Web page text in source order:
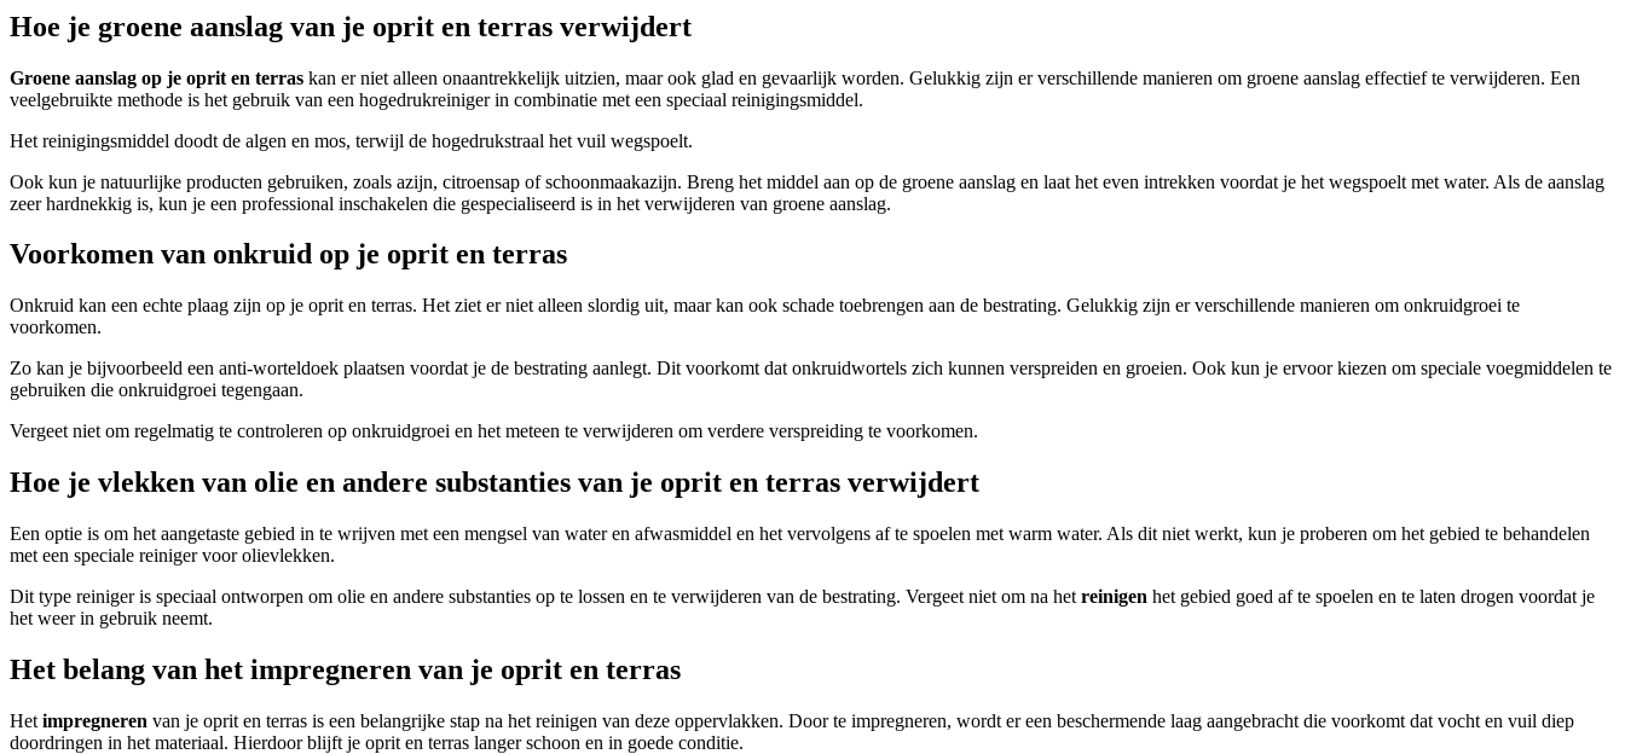
Hoe je groene aanslag van je oprit en terras verwijdert
Groene aanslag op je oprit en terras kan er niet alleen onaantrekkelijk uitzien, maar ook glad en gevaarlijk worden. Gelukkig zijn er verschillende manieren om groene aanslag effectief te verwijderen. Een
veelgebruikte methode is het gebruik van een hogedrukreiniger in combinatie met een speciaal reinigingsmiddel.
Het reinigingsmiddel doodt de algen en mos, terwijl de hogedrukstraal het vuil wegspoelt.
Ook kun je natuurlijke producten gebruiken, zoals azijn, citroensap of schoonmaakazijn. Breng het middel aan op de groene aanslag en laat het even intrekken voordat je het wegspoelt met water. Als de aanslag
zeer hardnekkig is, kun je een professional inschakelen die gespecialiseerd is in het verwijderen van groene aanslag.
Voorkomen van onkruid op je oprit en terras
Onkruid kan een echte plaag zijn op je oprit en terras. Het ziet er niet alleen slordig uit, maar kan ook schade toebrengen aan de bestrating. Gelukkig zijn er verschillende manieren om onkruidgroei te
voorkomen.
Zo kan je bijvoorbeeld een anti-worteldoek plaatsen voordat je de bestrating aanlegt. Dit voorkomt dat onkruidwortels zich kunnen verspreiden en groeien. Ook kun je ervoor kiezen om speciale voegmiddelen te
gebruiken die onkruidgroei tegengaan.
Vergeet niet om regelmatig te controleren op onkruidgroei en het meteen te verwijderen om verdere verspreiding te voorkomen.
Hoe je vlekken van olie en andere substanties van je oprit en terras verwijdert
Een optie is om het aangetaste gebied in te wrijven met een mengsel van water en afwasmiddel en het vervolgens af te spoelen met warm water. Als dit niet werkt, kun je proberen om het gebied te behandelen
met een speciale reiniger voor olievlekken.
Dit type reiniger is speciaal ontworpen om olie en andere substanties op te lossen en te verwijderen van de bestrating. Vergeet niet om na het reinigen het gebied goed af te spoelen en te laten drogen voordat je
het weer in gebruik neemt.
Het belang van het impregneren van je oprit en terras
Het impregneren van je oprit en terras is een belangrijke stap na het reinigen van deze oppervlakken. Door te impregneren, wordt er een beschermende laag aangebracht die voorkomt dat vocht en vuil diep
doordringen in het materiaal. Hierdoor blijft je oprit en terras langer schoon en in goede conditie.